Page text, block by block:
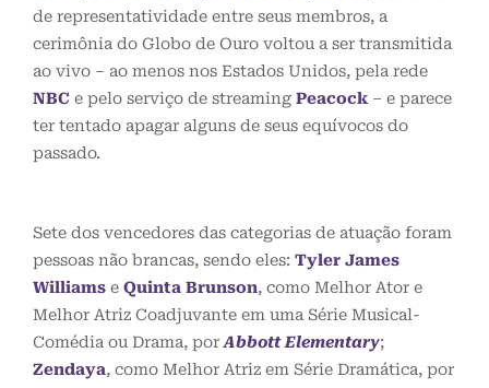
de representatividade entre seus membros, a
cerimônia do Globo de Ouro voltou a ser transmitida
ao vivo – ao menos nos Estados Unidos, pela rede
NBC e pelo serviço de streaming Peacock – e parece
ter tentado apagar alguns de seus equívocos do
passado.
Sete dos vencedores das categorias de atuação foram
pessoas não brancas, sendo eles: Tyler James
Williams e Quinta Brunson, como Melhor Ator e
Melhor Atriz Coadjuvante em uma Série Musical-
Comédia ou Drama, porAbbott Elementary;
Zendaya, como Melhor Atriz em Série Dramática, por